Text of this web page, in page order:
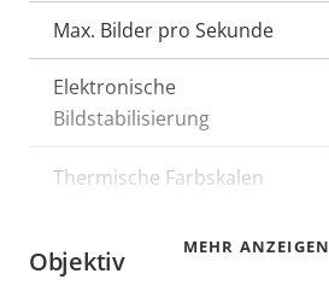
MEHR ANZEIGEN
Max. Bilder pro Sekunde
Elektronische
Bildstabilisierung
Thermische Farbskalen
Objektiv